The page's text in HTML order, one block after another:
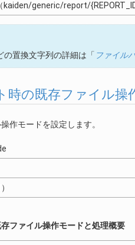
kaiden/generic/report/
の置換文字列の詳細は「 ファイル
時の既存ファイル操
作モードを設定します。
ファイル操作モードと処理概要